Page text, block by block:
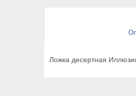
Ложка десертная